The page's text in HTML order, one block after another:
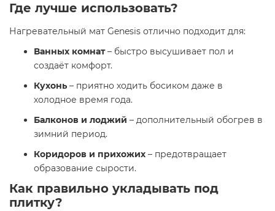
Где лучше использовать?
Нагревательный мат Genesis отлично подходит для:
Ванных комнат– быстро высушивает пол и
создаёт комфорт.
Кухонь – приятно ходить босиком даже в
холодное время года.
Балконов и лоджий – дополнительный обогрев в
зимний период.
Коридоров и прихожих – предотвращает
образование сырости.
Как правильно укладывать под
плитку?